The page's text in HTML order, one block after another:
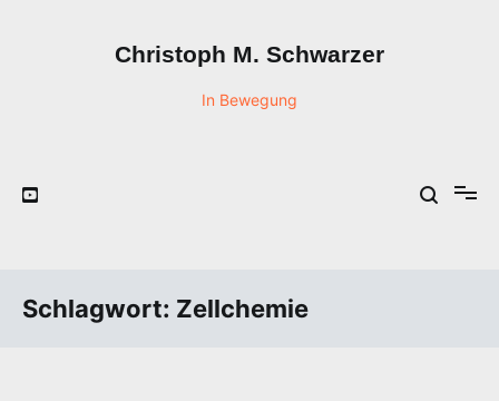
Christoph M. Schwarzer
In Bewegung
Schlagwort: Zellchemie